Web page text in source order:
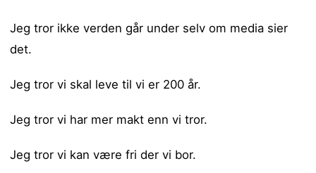
Jeg tror ikke verden går under selv om media sier
det.
Jeg tror vi skal leve til vi er 200 år.
Jeg tror vi har mer makt enn vi tror.
Jeg tror vi kan være fri der vi bor.